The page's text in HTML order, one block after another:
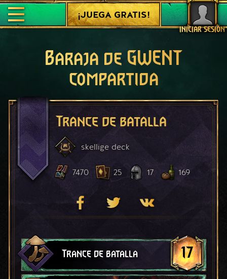
INICIAR SESIÓN
¡JUEGA GRATIS!
Baraja de GWENT
compartida
Trance de batalla
skellige deck
7470 25 17 169
Trance de batalla 17